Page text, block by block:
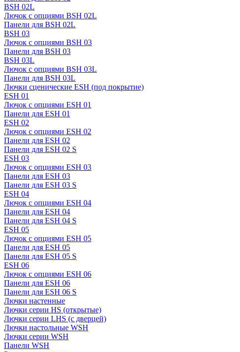
BSH 02L
Лючок с опциями BSH 02L
Панели для BSH 02L
BSH 03
Лючок с опциями BSH 03
Панели для BSH 03
BSH 03L
Лючок с опциями BSH 03L
Панели для BSH 03L
Лючки сценические ESH (под покрытие)
ESH 01
Лючок с опциями ESH 01
Панели для ESH 01
ESH 02
Лючок с опциями ESH 02
Панели для ESH 02
Панели для ESH 02 S
ESH 03
Лючок с опциями ESH 03
Панели для ESH 03
Панели для ESH 03 S
ESH 04
Лючок с опциями ESH 04
Панели для ESH 04
Панели для ESH 04 S
ESH 05
Лючок с опциями ESH 05
Панели для ESH 05
Панели для ESH 05 S
ESH 06
Лючок с опциями ESH 06
Панели для ESH 06
Панели для ESH 06 S
Лючки настенные
Лючки серии HS (открытые)
Лючки серии LHS (с дверцей)
Лючки настольные WSH
Лючки серии WSH
Панели WSH